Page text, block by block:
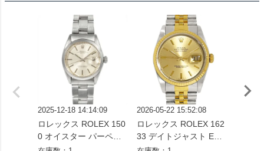
2025-12-18 14:14:09
ロレックス ROLEX 150
0 オイスター パーペチ
ュアル デイト 腕時計 シ
2026-05-22 15:52:08
ロレックス ROLEX 162
33 デイトジャスト E番
腕時計 シャンパン文字